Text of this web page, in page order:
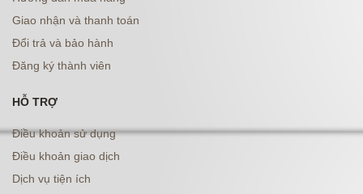
Giao nhận và thanh toán
Đổi trả và bảo hành
Đăng ký thành viên
HỖ TRỢ
Điều khoản sử dụng
Điều khoản giao dịch
Dịch vụ tiện ích